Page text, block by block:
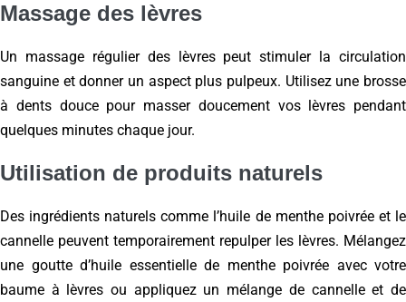
Massage des lèvres
Un massage régulier des lèvres peut stimuler la circulation
sanguine et donner un aspect plus pulpeux. Utilisez une brosse
à dents douce pour masser doucement vos lèvres pendant
quelques minutes chaque jour.
Utilisation de produits naturels
Des ingrédients naturels comme l’huile de menthe poivrée et le
cannelle peuvent temporairement repulper les lèvres. Mélangez
une goutte d’huile essentielle de menthe poivrée avec votre
baume à lèvres ou appliquez un mélange de cannelle et de